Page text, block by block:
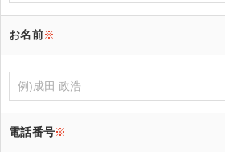
お名前※
電話番号※